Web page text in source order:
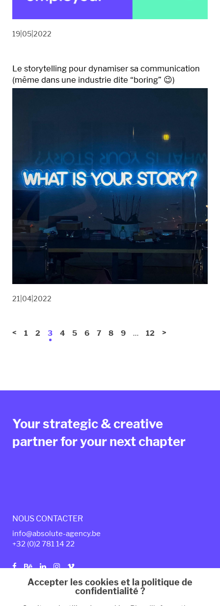
19|05|2022
Le storytelling pour dynamiser sa communication
(même dans une industrie dite “boring” 😉)
21|04|2022
< 1 2 3 4 5 6 7 8 9 … 12 >
Your strategic & creative
partner for your next chapter
NOUS CONTACTER
info@absolute-agency.be
+32 (0)2 781 14 22
Politique de confidentialité Mentions légales
Accepter les cookies et la politique de
confidentialité ?